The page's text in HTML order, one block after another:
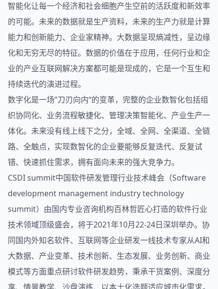
智能化让每一个经济和社会细胞产生空前的活跃度和新效率
的可能。未来的数据就是生产资料，未来的生产力就是计算
能力和创新能力、企业家精神。大数据呈现熵减性，呈边缘
化和无穷无尽的特征。数据的价值在于应用，任何行业和企
业的产业互联网解决方案都可能是现成的，它是一个互生和
持续迭代的演进过程。
数字化是一场”刀刃向内“的变革，完整的企业数智化包括组
织协同化、业务流程敏捷化、管理决策智能化、产业生产一
体化。未来没有线上线下之分，全域、全网、全渠道、全链
路、全触点，实现数智化的企业要能够反复迭代、反复试
错、快速抓住需求，拥有面向未来的强大竞争力。
CSDIsummit中国软件研发管理行业技术峰会（Software
development management industry technology
summit）由国内专业咨询机构百林哲匠心打造的软件行业
技术领域顶级盛会，将于2021年10月22-24日深圳举办。协
同国内外知名软件、互联网等企业研发一线技术专家从AI和
大数据、产业变革、技术创新、生态发展、业务创新、商业
模式等方面重点研讨软件研发趋势，秉承干货案例、深度分